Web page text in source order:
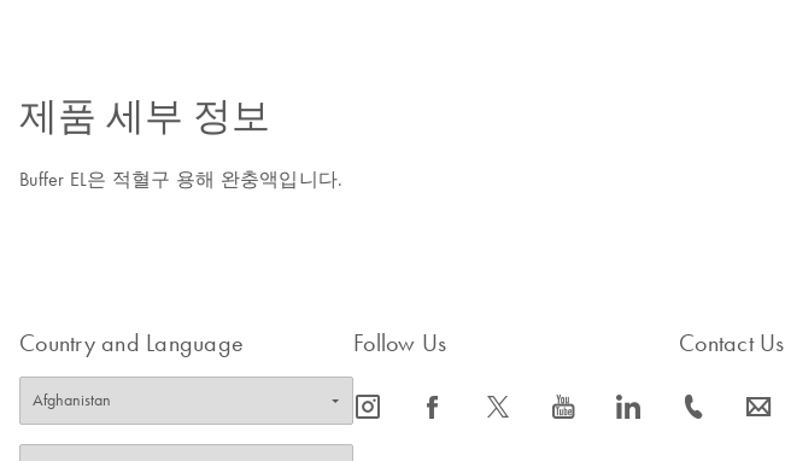
제품 세부 정보
Buffer EL은 적혈구 용해 완충액입니다.
Country and Language Follow Us
icon_0065_instagram-s icon_0064_facebook-s icon_0340_cc_gen_x-s icon_0077_youtube-s icon_0066_linkedin-s
Contact Us
icon_0072_phone-s icon_0063_envelope-s